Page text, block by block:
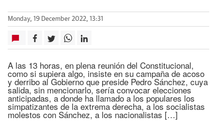
Monday, 19 December 2022, 13:31
A las 13 horas, en plena reunión del Constitucional,
como si supiera algo, insiste en su campaña de acoso
y derribo al Gobierno que preside Pedro Sánchez, cuya
salida, sin mencionarlo, sería convocar elecciones
anticipadas, a donde ha llamado a los populares los
simpatizantes de la extrema derecha, a los socialistas
molestos con Sánchez, a los nacionalistas […]